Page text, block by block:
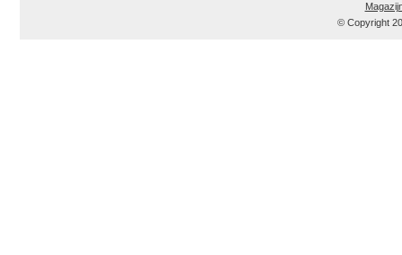
© Copyright